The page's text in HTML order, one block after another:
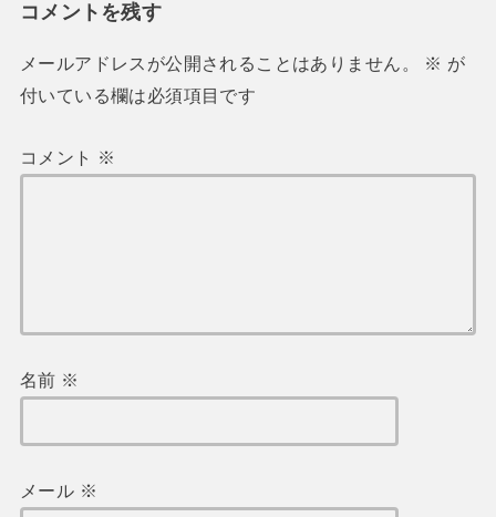
コメントを残す
メールアドレスが公開されることはありません。 ※ が
付いている欄は必須項目です
コメント ※
名前 ※
メール ※